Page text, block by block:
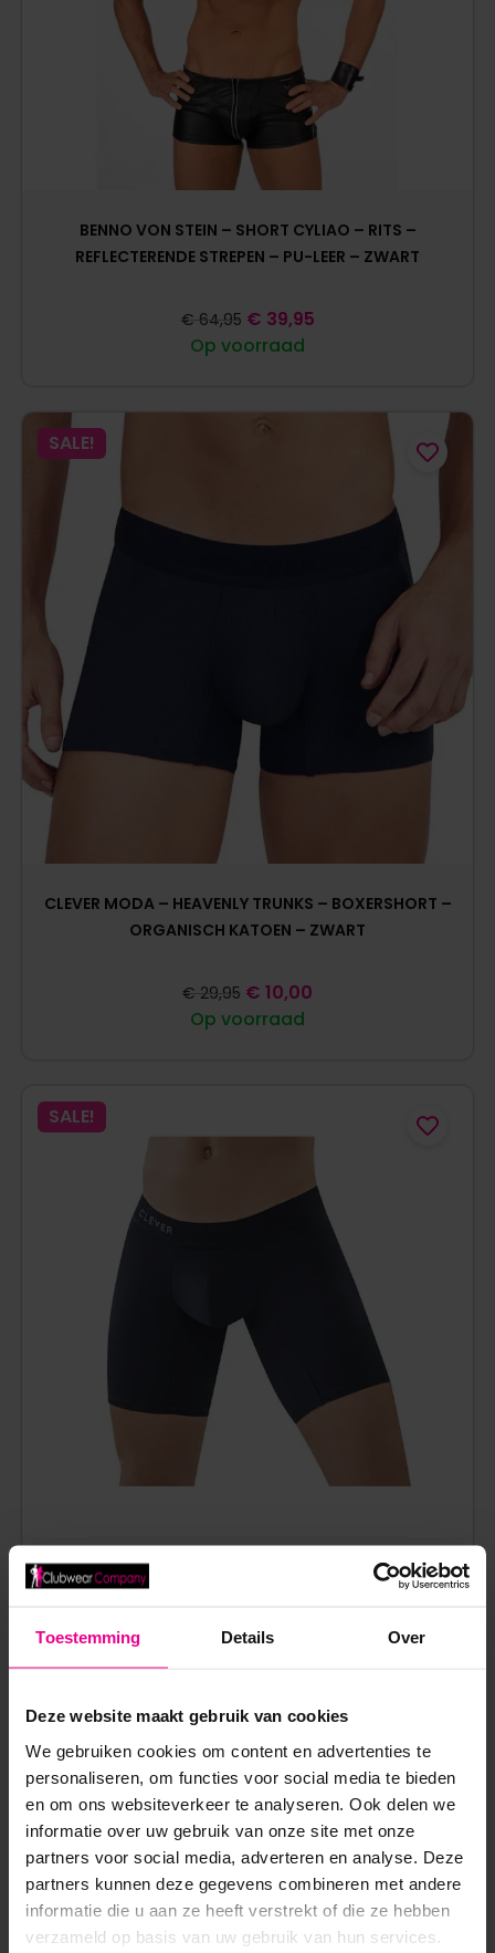
Toestemming Details Over
Deze website maakt gebruik van cookies
We gebruiken cookies om content en advertenties te
personaliseren, om functies voor social media te bieden
en om ons websiteverkeer te analyseren. Ook delen we
informatie over uw gebruik van onze site met onze
partners voor social media, adverteren en analyse. Deze
partners kunnen deze gegevens combineren met andere
informatie die u aan ze heeft verstrekt of die ze hebben
verzameld op basis van uw gebruik van hun services.
BENNO VON STEIN – SHORT CYLIAO – RITS –
REFLECTERENDE STREPEN – PU-LEER – ZWART
Op voorraad
€ 64,95 € 39,95
SALE!
CLEVER MODA – HEAVENLY TRUNKS – BOXERSHORT –
ORGANISCH KATOEN – ZWART
Op voorraad
€ 29,95 € 10,00
SALE!
CLEVER MODA – CLASSIC MATCH LONG BOXER –
ANDERE MENSEN BEKEKEN OOK: